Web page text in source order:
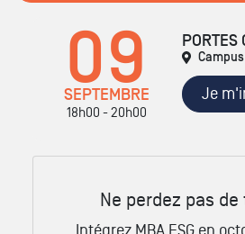
09
SEPTEMBRE
18h00 - 20h00
PORTES
Je
Ne perdez pas